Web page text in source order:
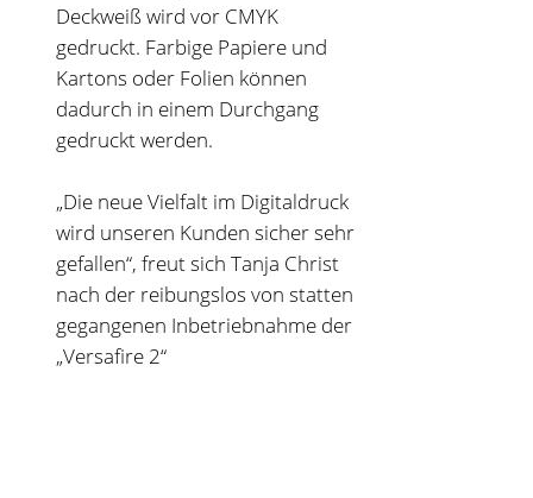
Deckweiß wird vor CMYK
gedruckt. Farbige Papiere und
Kartons oder Folien können
dadurch in einem Durchgang
gedruckt werden.
„Die neue Vielfalt im Digitaldruck
wird unseren Kunden sicher sehr
gefallen“, freut sich Tanja Christ
nach der reibungslos von statten
gegangenen Inbetriebnahme der
„Versafire 2“